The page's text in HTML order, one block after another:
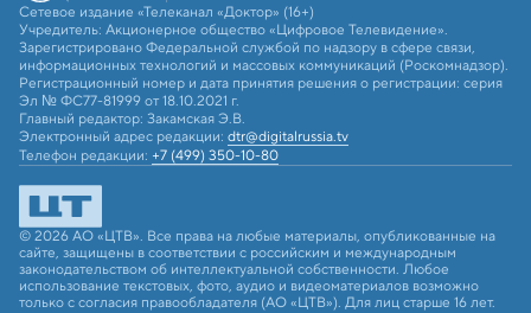
Сетевое издание «Телеканал «Доктор» (16+)
Учредитель: Акционерное общество «Цифровое Телевидение».
Зарегистрировано Федеральной службой по надзору в сфере связи,
информационных технологий и массовых коммуникаций (Роскомнадзор).
Регистрационный номер и дата принятия решения о регистрации: серия
Эл № ФС77-81999 от 18.10.2021 г.
Главный редактор: Закамская Э.В.
Электронный адрес редакции: dtr@digitalrussia.tv
Телефон редакции: +7 (499) 350-10-80
© 2026 АО «ЦТВ». Все права на любые материалы, опубликованные на
сайте, защищены в соответствии с российским и международным
законодательством об интеллектуальной собственности. Любое
использование текстовых, фото, аудио и видеоматериалов возможно
только с согласия правообладателя (АО «ЦТВ»). Для лиц старше 16 лет.